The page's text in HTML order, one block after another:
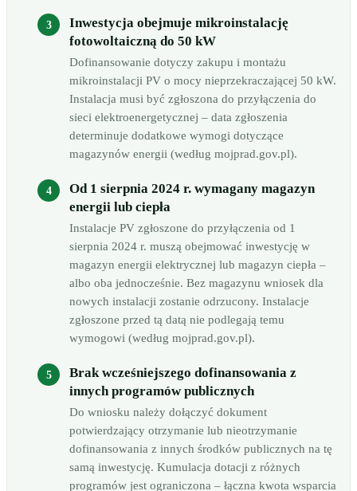
Inwestycja obejmuje mikroinstalację
fotowoltaiczną do 50 kW
Dofinansowanie dotyczy zakupu i montażu
mikroinstalacji PV o mocy nieprzekraczającej 50 kW.
Instalacja musi być zgłoszona do przyłączenia do
sieci elektroenergetycznej – data zgłoszenia
determinuje dodatkowe wymogi dotyczące
magazynów energii (według mojprad.gov.pl).
Od 1 sierpnia 2024 r. wymagany magazyn
energii lub ciepła
Instalacje PV zgłoszone do przyłączenia od 1
sierpnia 2024 r. muszą obejmować inwestycję w
magazyn energii elektrycznej lub magazyn ciepła –
albo oba jednocześnie. Bez magazynu wniosek dla
nowych instalacji zostanie odrzucony. Instalacje
zgłoszone przed tą datą nie podlegają temu
wymogowi (według mojprad.gov.pl).
Brak wcześniejszego dofinansowania z
innych programów publicznych
Do wniosku należy dołączyć dokument
potwierdzający otrzymanie lub nieotrzymanie
dofinansowania z innych środków publicznych na tę
samą inwestycję. Kumulacja dotacji z różnych
programów jest ograniczona – łączna kwota wsparcia